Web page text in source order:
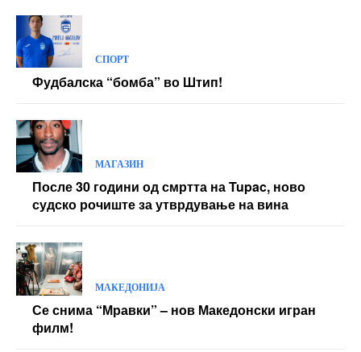
СПОРТ
Фудбалска “бомба” во Штип!
МАГАЗИН
После 30 години од смртта на Tupac, ново
судско рочиште за утврдување на вина
МАКЕДОНИЈА
Се снима “Мравки” – нов Македонски игран
филм!